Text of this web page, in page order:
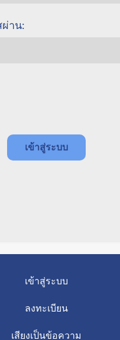
ผ่าน:
เข้าสู่ระบบ
ลงทะเบียน
เสียงเป็นข้อความ